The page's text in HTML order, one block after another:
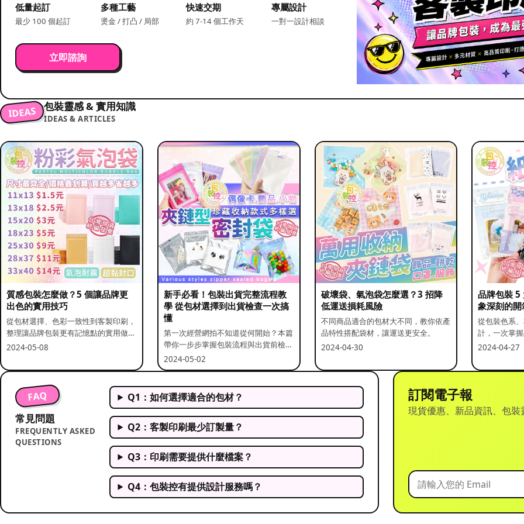
低量起訂
最少 100 個起訂
多種工藝
燙金 / 打凸 / 局部
快速交期
約 7-14 個工作天
專屬設計
一對一設計相談
立即諮詢
IDEAS 包裝靈感 & 實用知識
IDEAS & ARTICLES
質感包裝怎麼做？5 個讓品牌更
出色的實用技巧
從包材選擇、色彩一致性到客製印刷，
整理讓品牌包裝更有記憶點的實用做
法。
2024-05-08
新手必看！包裝出貨完整流程教
學 從包材選擇到出貨檢查一次搞
懂
第一次經營網拍不知道從何開始？本篇
帶你一步步掌握包裝流程與出貨前檢查
重點。
2024-05-02
破壞袋、氣泡袋怎麼選？3 招降
低運送損耗風險
不同商品適合的包材大不同，教你依產
品特性搭配袋材，讓運送更安全。
2024-04-30
品牌包裝 5
象深刻的
從包裝色系
計，一次掌
2024-04-27
FAQ
常見問題
FREQUENTLY ASKED
QUESTIONS
Q1：如何選擇適合的包材？
Q2：客製印刷最少訂製量？
Q3：印刷需要提供什麼檔案？
Q4：包裝控有提供設計服務嗎？
訂閱電子報
現貨優惠、新品資訊、包裝